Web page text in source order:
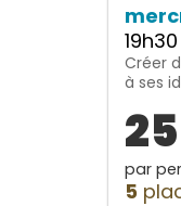
Créer
à ses
par
5